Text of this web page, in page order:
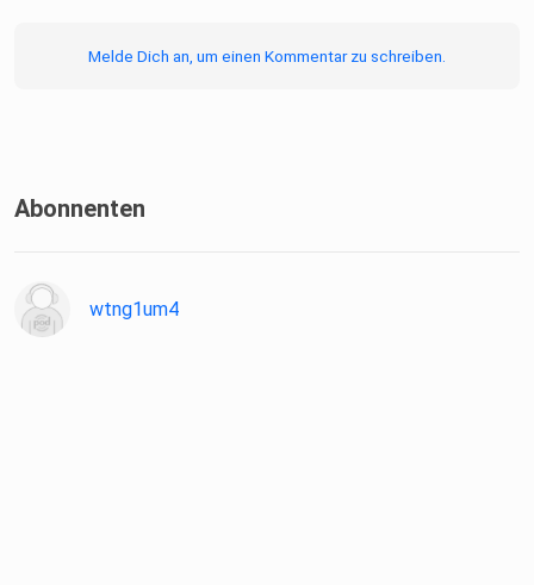
und
tritt ein ins Geistercafé… wenn du dich traust.
Melde Dich an, um einen Kommentar zu schreiben.
Abonnenten
wtng1um4